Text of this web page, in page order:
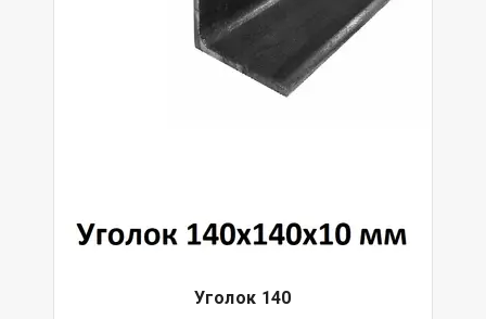
Уголок 140